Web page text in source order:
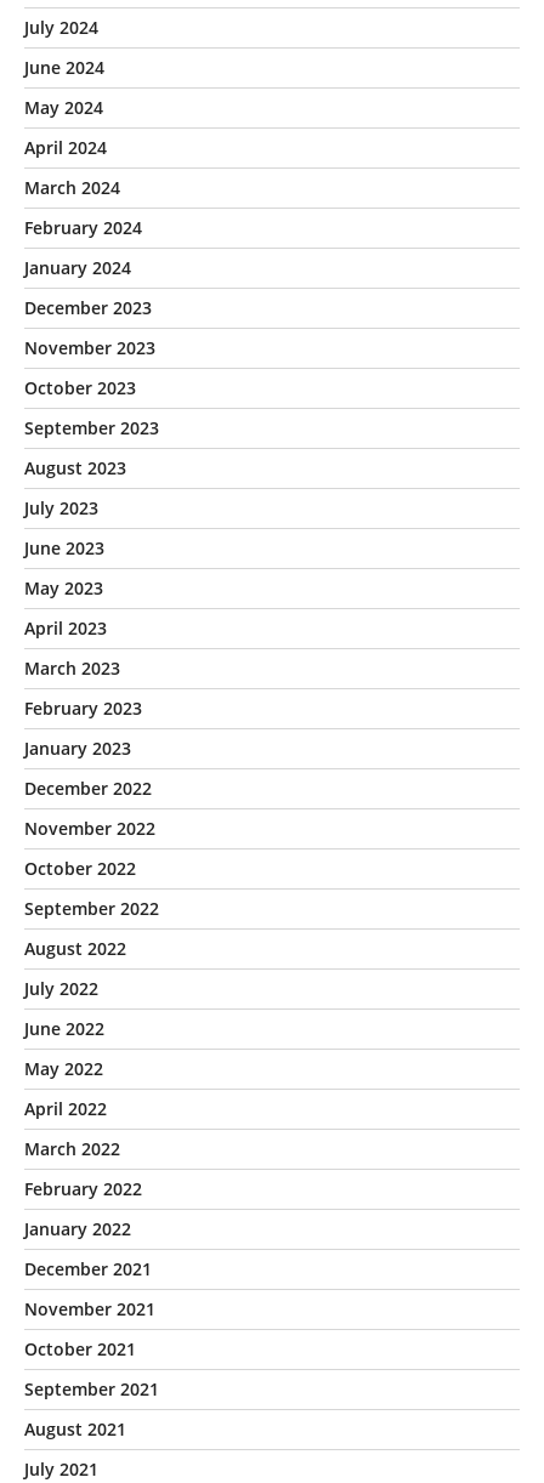
July 2024
June 2024
May 2024
April 2024
March 2024
February 2024
January 2024
December 2023
November 2023
October 2023
September 2023
August 2023
July 2023
June 2023
May 2023
April 2023
March 2023
February 2023
January 2023
December 2022
November 2022
October 2022
September 2022
August 2022
July 2022
June 2022
May 2022
April 2022
March 2022
February 2022
January 2022
December 2021
November 2021
October 2021
September 2021
August 2021
July 2021